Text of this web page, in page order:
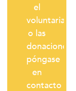
el
voluntariado
o las
donaciones,
póngase
en
contacto